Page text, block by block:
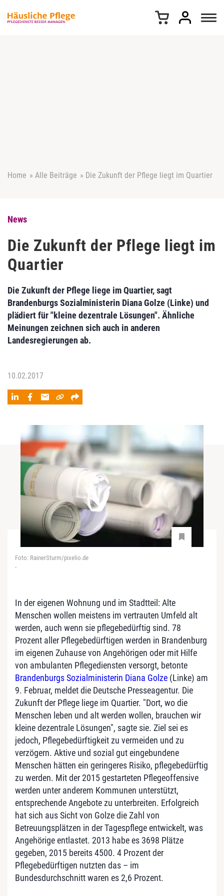
Home » Alle Beiträge » Die Zukunft der Pflege liegt im Quartier
News
Die Zukunft der Pflege liegt im
Quartier
Die Zukunft der Pflege liege im Quartier, sagt
Brandenburgs Sozialministerin Diana Golze (Linke) und
plädiert für "kleine dezentrale Lösungen". Ähnliche
Meinungen zeichnen sich auch in anderen
Landesregierungen ab.
10.02.2017
Foto: RainerSturm/pixelio.de
-
In der eigenen Wohnung und im Stadtteil: Alte
Menschen wollen meistens im vertrauten Umfeld alt
werden, auch wenn sie pflegebedürftig sind. 78
Prozent aller Pflegebedürftigen werden in Brandenburg
im eigenen Zuhause von Angehörigen oder mit Hilfe
von ambulanten Pflegediensten versorgt, betonte
Brandenburgs Sozialministerin Diana Golze (Linke) am
9. Februar, meldet die Deutsche Presseagentur. Die
Zukunft der Pflege liege im Quartier. "Dort, wo die
Menschen leben und alt werden wollen, brauchen wir
kleine dezentrale Lösungen", sagte sie. Ziel sei es
jedoch, Pflegebedürftigkeit zu vermeiden und zu
verzögern. Aktive und sozial gut eingebundene
Menschen hätten ein geringeres Risiko, pflegebedürftig
zu werden. Mit der 2015 gestarteten Pflegeoffensive
werden unter anderem Kommunen unterstützt,
entsprechende Angebote zu unterbreiten. Erfolgreich
hat sich aus Sicht von Golze die Zahl von
Betreuungsplätzen in der Tagespflege entwickelt, was
Angehörige entlastet. 2013 habe es 3698 Plätze
gegeben, 2015 bereits 4500. 4 Prozent der
Pflegebedürftigen nutzten das – im
Bundesdurchschnitt waren es 2,6 Prozent.